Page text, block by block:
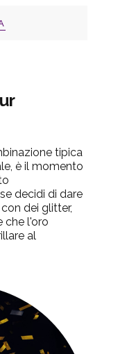
tipica
è il momento
decidi di dare
dei glitter,
che l'oro
al